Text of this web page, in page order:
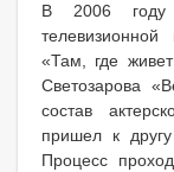
В 2006 году
телевизионной
«Там, где
Светозарова
состав
пришел к
Процесс